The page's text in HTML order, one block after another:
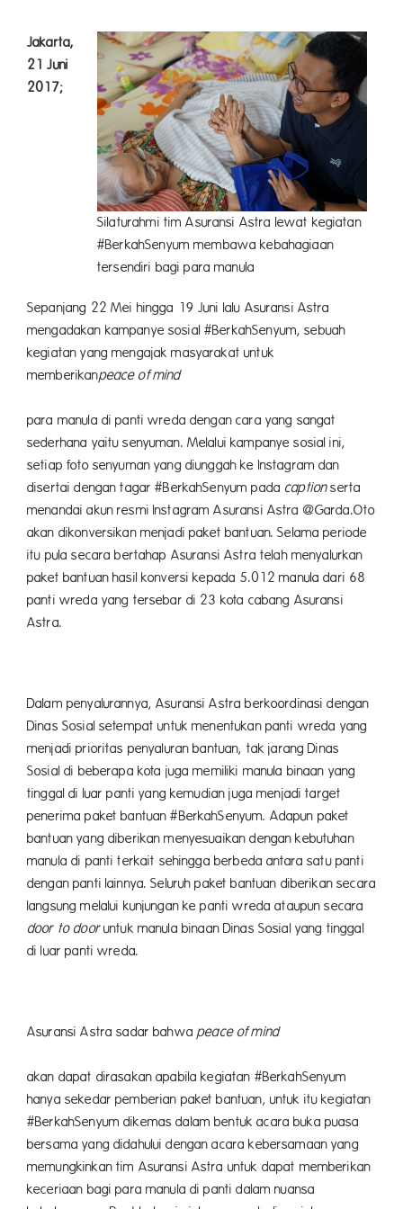
Silaturahmi tim Asuransi Astra lewat kegiatan
#BerkahSenyum membawa kebahagiaan
tersendiri bagi para manula
Jakarta,
21 Juni
2017;
Sepanjang 22 Mei hingga 19 Juni lalu Asuransi Astra
mengadakan kampanye sosial #BerkahSenyum, sebuah
kegiatan yang mengajak masyarakat untuk
memberikanpeace of mind
para manula di panti wreda dengan cara yang sangat
sederhana yaitu senyuman. Melalui kampanye sosial ini,
setiap foto senyuman yang diunggah ke Instagram dan
disertai dengan tagar #BerkahSenyum pada captionserta
menandai akun resmi Instagram Asuransi Astra @Garda.Oto
akan dikonversikan menjadi paket bantuan. Selama periode
itu pula secara bertahap Asuransi Astra telah menyalurkan
paket bantuan hasil konversi kepada 5.012 manula dari 68
panti wreda yang tersebar di 23 kota cabang Asuransi
Astra.
Dalam penyalurannya, Asuransi Astra berkoordinasi dengan
Dinas Sosial setempat untuk menentukan panti wreda yang
menjadi prioritas penyaluran bantuan, tak jarang Dinas
Sosial di beberapa kota juga memiliki manula binaan yang
tinggal di luar panti yang kemudian juga menjadi target
penerima paket bantuan #BerkahSenyum. Adapun paket
bantuan yang diberikan menyesuaikan dengan kebutuhan
manula di panti terkait sehingga berbeda antara satu panti
dengan panti lainnya. Seluruh paket bantuan diberikan secara
langsung melalui kunjungan ke panti wreda ataupun secara
door to dooruntuk manula binaan Dinas Sosial yang tinggal
di luar panti wreda.
Asuransi Astra sadar bahwapeace of mind
akan dapat dirasakan apabila kegiatan #BerkahSenyum
hanya sekedar pemberian paket bantuan, untuk itu kegiatan
#BerkahSenyum dikemas dalam bentuk acara buka puasa
bersama yang didahului dengan acara kebersamaan yang
memungkinkan tim Asuransi Astra untuk dapat memberikan
keceriaan bagi para manula di panti dalam nuansa